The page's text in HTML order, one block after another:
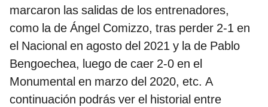
marcaron las salidas de los entrenadores,
como la de Ángel Comizzo, tras perder 2-1 en
el Nacional en agosto del 2021 y la de Pablo
Bengoechea, luego de caer 2-0 en el
Monumental en marzo del 2020, etc. A
continuación podrás ver el historial entre